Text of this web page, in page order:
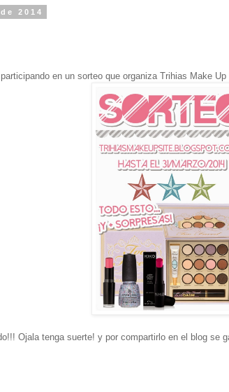
2014
en un sorteo que organiza Trihias Make
Ojala tenga suerte! y por compartirlo en el blog se